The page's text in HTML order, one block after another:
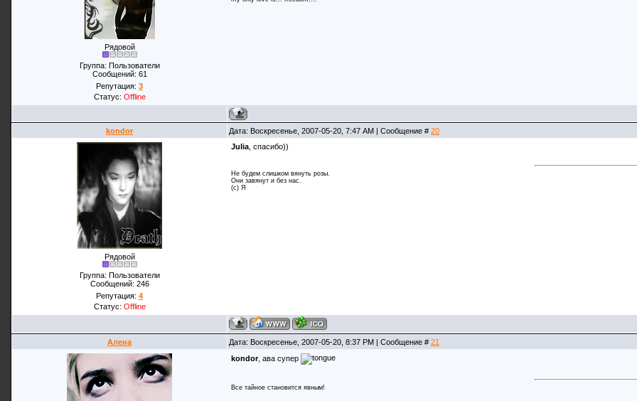
Рядовой
Группа: Пользователи
Сообщений: 61
Репутация: 3
Статус: Offline
kondor Дата: Воскресенье, 2007-05-20, 7:47 AM | Сообщение # 20
Рядовой
Группа: Пользователи
Сообщений: 246
Репутация: 4
Статус: Offline
Julia , спасибо))
Не будем слишком вянуть розы.
Они завянут и без нас.
(с) Я
Алена Дата: Воскресенье, 2007-05-20, 8:37 PM | Сообщение # 21
kondor, ава супер
Все тайное становится явным!